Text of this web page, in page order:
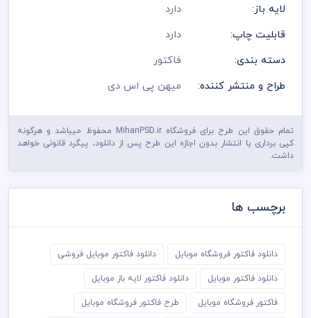
لایه باز:
دارد
قابلیت چاپ:
دارد
دسته بندی:
فاکتور
طراح و منتشر کننده:
میهن پی اس دی
تمام حقوق این طرح برای فروشگاه MihanPSD.ir محفوظ میباشد و هرگونه
کپی برداری یا انتشار بدون اجازه این طرح پس از دانلود، پیگرد قانونی خواهد
داشت.
برچسب ها
دانلود فاکتور فروشگاه موبایل دانلود فاکتور موبایل فروشی
دانلود فاکتور موبایل دانلود فاکتور لایه باز موبایل
فاکتور فروشگاه موبایل طرح فاکتور فروشگاه موبایل
پنتت رنگی . مد رنگی و کیفیت مناسب عکس و وکتور به عهده خریدار
می باشد
در طراحی فاکتور از لوگو و نشان های تجاری نمادین استفاده شده
است و مسئولیت استفاده از همان لوگو به عهده خریدار می باشد
رعایت کلیه قوانین موجود در سایت به عهده خریدار می باشد